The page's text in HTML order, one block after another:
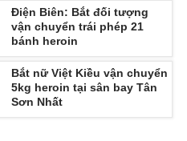
Podcast
Infographic
Shorts video
Điện Biên: Bắt đối tượng
vận chuyển trái phép 21
bánh heroin
Bắt nữ Việt Kiều vận chuyển
5kg heroin tại sân bay Tân
Sơn Nhất